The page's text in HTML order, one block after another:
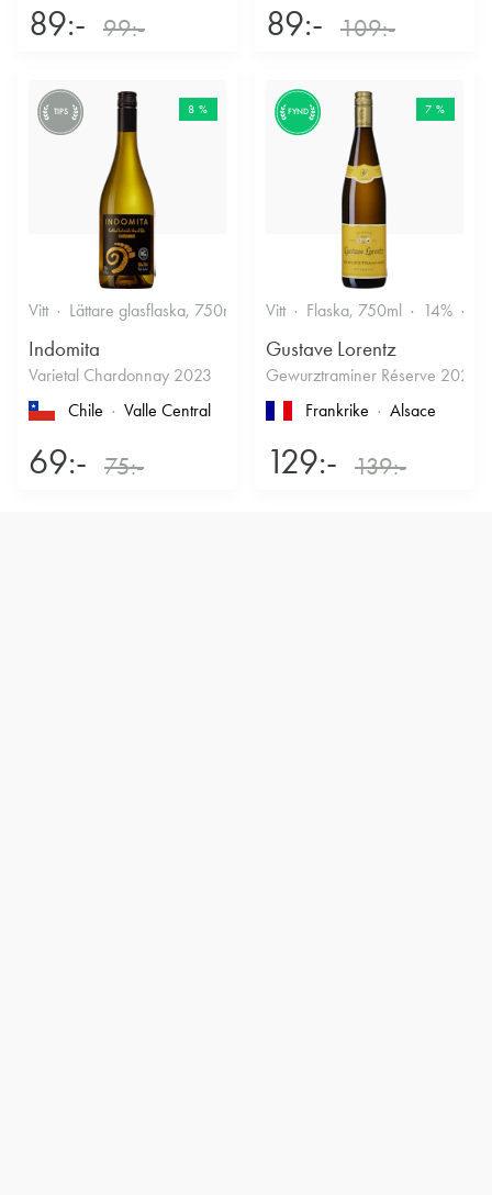
89:- 99:- 89:- 109:-
TIPS 8 %
Vitt Lättare glasflaska, 750ml 12.5% Friskt & Fruktigt
Indomita
Varietal Chardonnay 2023
Chile
Valle Central
69:- 75:-
FYND 7 %
Vitt Flaska, 750ml 14%
Gustave Lorentz
Gewurztraminer Réserve 2025
Frankrike
Alsace
129:- 139:-